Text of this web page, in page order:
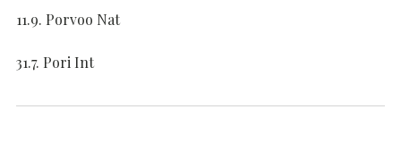
11.9. Porvoo Nat
31.7. Pori Int